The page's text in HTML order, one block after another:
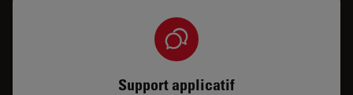
Support applicatif